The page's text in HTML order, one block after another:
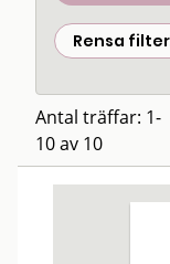
Rensa filter
Antal träffar: 1-
10 av 10